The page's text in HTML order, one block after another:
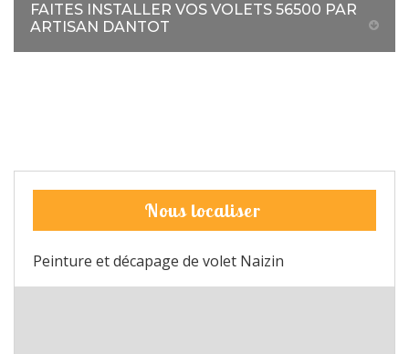
FAITES INSTALLER VOS VOLETS 56500 PAR
ARTISAN DANTOT
Nous localiser
Peinture et décapage de volet Naizin